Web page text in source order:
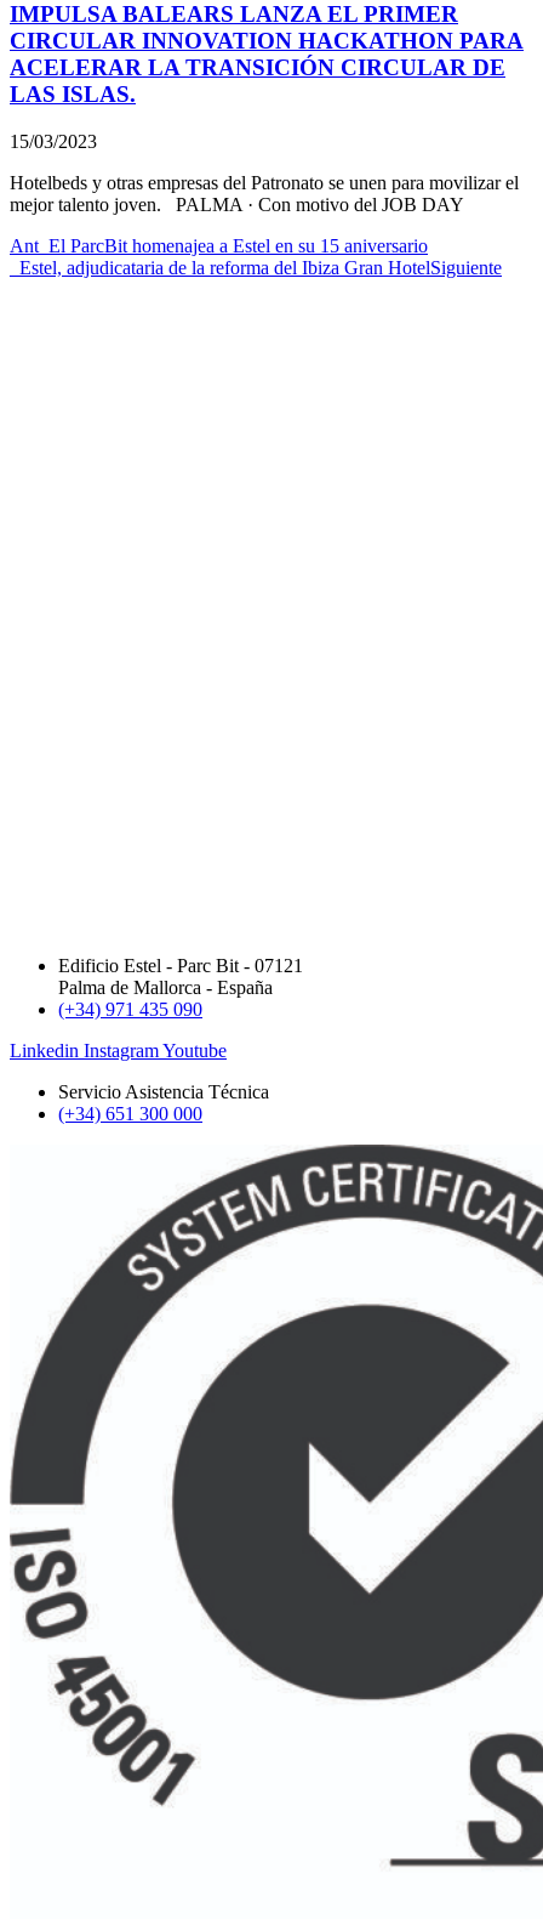
IMPULSA BALEARS LANZA EL PRIMER
CIRCULAR INNOVATION HACKATHON PARA
ACELERAR LA TRANSICIÓN CIRCULAR DE
LAS ISLAS.
15/03/2023
Hotelbeds y otras empresas del Patronato se unen para movilizar el
mejor talento joven. PALMA · Con motivo del JOB DAY
Ant El ParcBit homenajea a Estel en su 15 aniversario
Estel, adjudicataria de la reforma del Ibiza Gran HotelSiguiente
Edificio Estel - Parc Bit - 07121
Palma de Mallorca - España
(+34) 971 435 090
Linkedin InstagramYoutube
Servicio Asistencia Técnica
(+34) 651 300 000